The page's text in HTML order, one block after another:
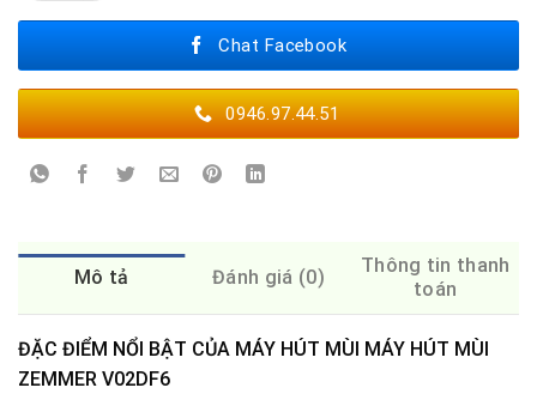
Chat Facebook
0946.97.44.51
Mô tả Đánh giá (0)
Thông tin thanh
toán
ĐẶC ĐIỂM NỔI BẬT CỦA MÁY HÚT MÙI MÁY HÚT MÙI
ZEMMER V02DF6